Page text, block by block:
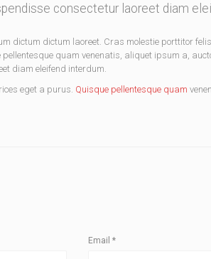
consectetur laoreet diam
dictum dictum laoreet. Cras molestie porttitor
quam venenatis, aliquet ipsum a,
diam eleifend interdum.
eget a purus. Quisque pellentesque quam
Email*